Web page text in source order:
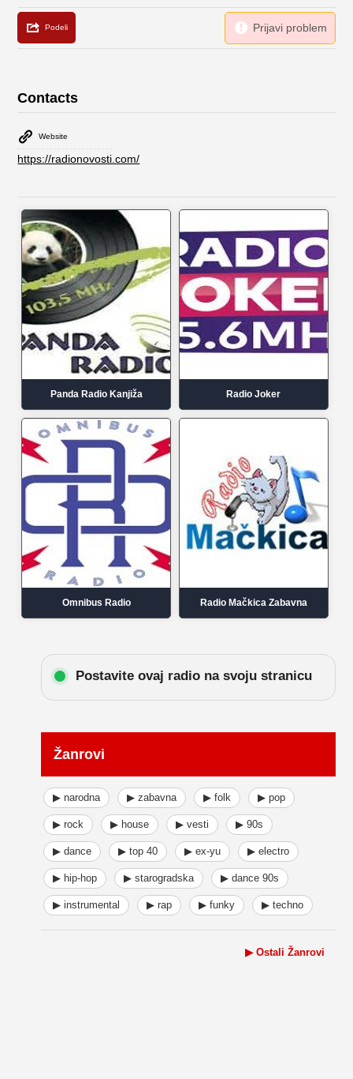
Contacts
Website
https://radionovosti.com/
Panda Radio Kanjiža Radio Joker
Omnibus Radio Radio Mačkica Zabavna
Postavite ovaj radio na svoju stranicu
Žanrovi
▶ narodna ▶ zabavna ▶ folk ▶ pop
▶ rock ▶ house ▶ vesti ▶ 90s
▶ dance ▶ top 40 ▶ ex-yu ▶ electro
▶ hip-hop ▶ starogradska ▶ dance 90s
▶ instrumental ▶ rap ▶ funky ▶ techno
▶ Ostali Žanrovi